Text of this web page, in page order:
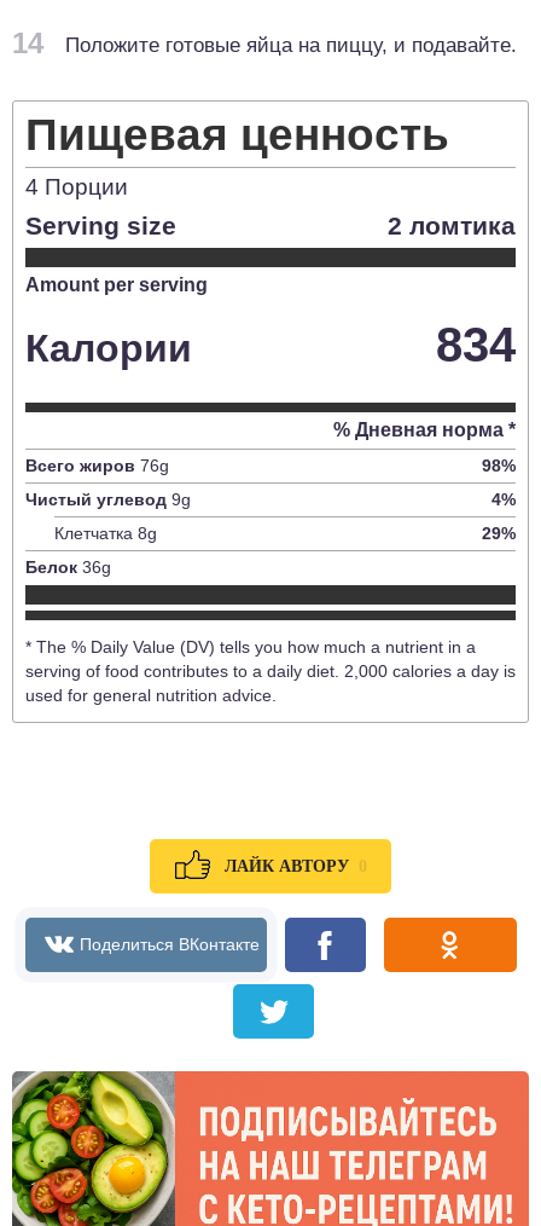
14 Положите готовые яйца на пиццу, и подавайте.
Пищевая ценность
4 Порции
Serving size 2 ломтика
Amount per serving
Калории 834
% Дневная норма *
Всего жиров 76g 98%
Чистый углевод 9g 4%
Клетчатка 8g 29%
Белок 36g
* The % Daily Value (DV) tells you how much a nutrient in a
serving of food contributes to a daily diet. 2,000 calories a day is
used for general nutrition advice.
ЛАЙК АВТОРУ 0